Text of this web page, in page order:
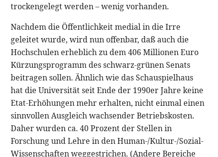
trockengelegt werden – wenig vorhanden.
Nachdem die Öffentlichkeit medial in die Irre
geleitet wurde, wird nun offenbar, daß auch die
Hochschulen erheblich zu dem 406 Millionen Euro
Kürzungsprogramm des schwarz-grünen Senats
beitragen sollen. Ähnlich wie das Schauspielhaus
hat die Universität seit Ende der 1990er Jahre keine
Etat-Erhöhungen mehr erhalten, nicht einmal einen
sinnvollen Ausgleich wachsender Betriebskosten.
Daher wurden ca. 40 Prozent der Stellen in
Forschung und Lehre in den Human-/Kultur-/Sozial-
Wissenschaften weggestrichen. (Andere Bereiche